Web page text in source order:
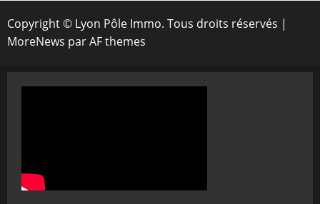
Copyright © Lyon Pôle Immo. Tous droits réservés |
MoreNews par AF themes